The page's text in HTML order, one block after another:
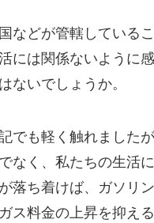
などが管轄している
には関係ないように
ないでしょうか。
でも軽く触れました
なく、私たちの生活
落ち着けば、ガソリ
ス料金の上昇を抑え